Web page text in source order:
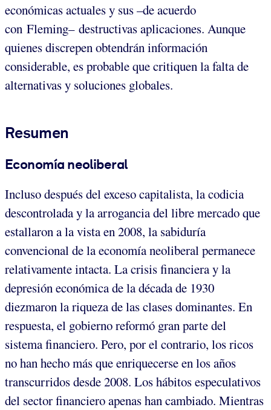
económicas actuales y sus –de acuerdo
con Fleming– destructivas aplicaciones. Aunque
quienes discrepen obtendrán información
considerable, es probable que critiquen la falta de
alternativas y soluciones globales.
Resumen
Economía neoliberal
Incluso después del exceso capitalista, la codicia
descontrolada y la arrogancia del libre mercado que
estallaron a la vista en 2008, la sabiduría
convencional de la economía neoliberal permanece
relativamente intacta. La crisis financiera y la
depresión económica de la década de 1930
diezmaron la riqueza de las clases dominantes. En
respuesta, el gobierno reformó gran parte del
sistema financiero. Pero, por el contrario, los ricos
no han hecho más que enriquecerse en los años
transcurridos desde 2008. Los hábitos especulativos
del sector financiero apenas han cambiado. Mientras